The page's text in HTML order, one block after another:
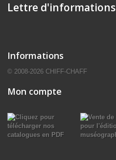
Lettre d'informations
Informations
© 2008-2026 CHIFF-CHAFF
Mon compte